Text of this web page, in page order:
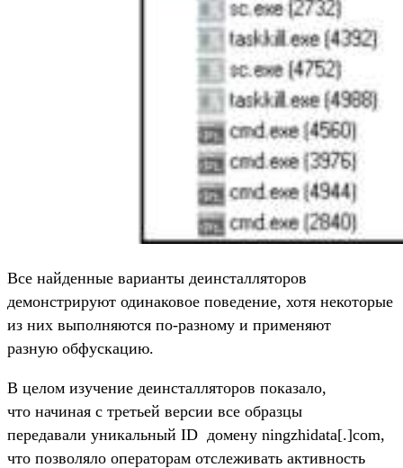
Все найденные варианты деинсталляторов
демонстрируют одинаковое поведение, хотя некоторые
из них выполняются по-разному и применяют
разную обфускацию.
В целом изучение деинсталляторов показало,
что начиная с третьей версии все образцы
передавали уникальный ID домену ningzhidata[.]com,
что позволяло операторам отслеживать активность